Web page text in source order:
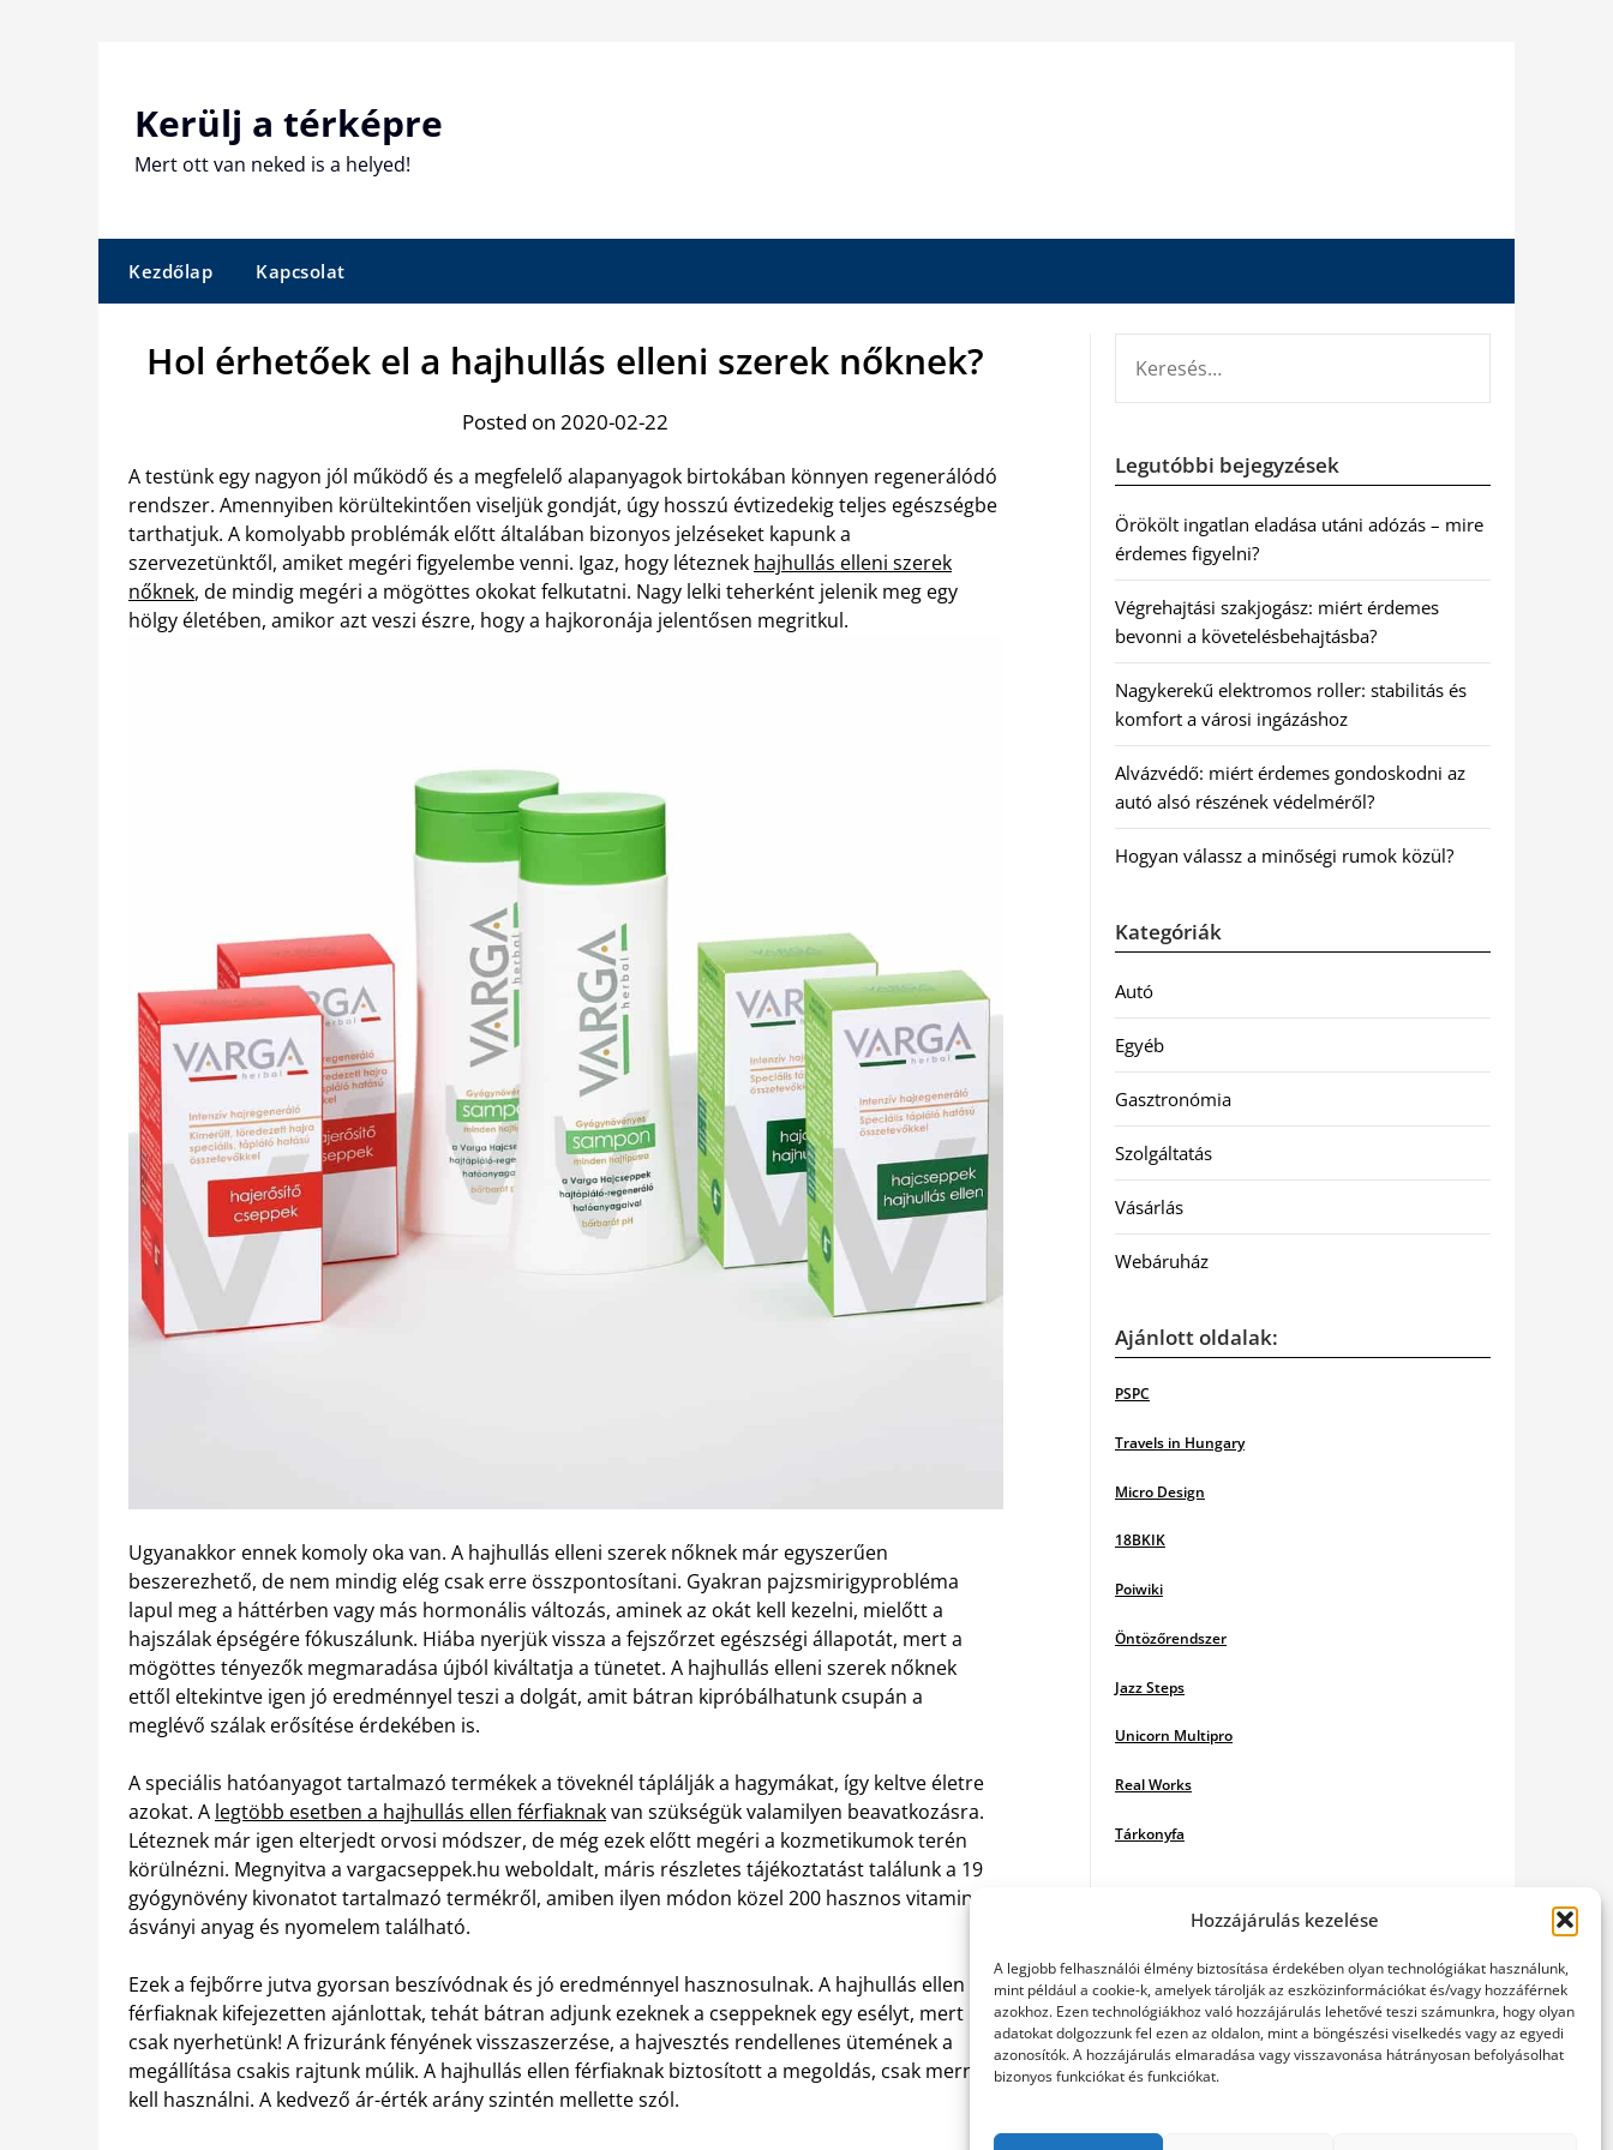
Hozzájárulás kezelése
A legjobb felhasználói élmény biztosítása érdekében olyan technológiákat használunk,
mint például a cookie-k, amelyek tárolják az eszközinformációkat és/vagy hozzáférnek
azokhoz. Ezen technológiákhoz való hozzájárulás lehetővé teszi számunkra, hogy olyan
adatokat dolgozzunk fel ezen az oldalon, mint a böngészési viselkedés vagy az egyedi
azonosítók. A hozzájárulás elmaradása vagy visszavonása hátrányosan befolyásolhat
bizonyos funkciókat és funkciókat.
Kerülj a térképre
Mert ott van neked is a helyed!
Kezdőlap Kapcsolat
Hol érhetőek el a hajhullás elleni szerek nőknek?
Posted on 2020-02-22
A testünk egy nagyon jól működő és a megfelelő alapanyagok birtokában könnyen regenerálódó
rendszer. Amennyiben körültekintően viseljük gondját, úgy hosszú évtizedekig teljes egészségbe
tarthatjuk. A komolyabb problémák előtt általában bizonyos jelzéseket kapunk a
szervezetünktől, amiket megéri figyelembe venni. Igaz, hogy léteznek hajhullás elleni szerek
nőknek, de mindig megéri a mögöttes okokat felkutatni. Nagy lelki teherként jelenik meg egy
hölgy életében, amikor azt veszi észre, hogy a hajkoronája jelentősen megritkul.
Ugyanakkor ennek komoly oka van. A hajhullás elleni szerek nőknek már egyszerűen
beszerezhető, de nem mindig elég csak erre összpontosítani. Gyakran pajzsmirigyprobléma
lapul meg a háttérben vagy más hormonális változás, aminek az okát kell kezelni, mielőtt a
hajszálak épségére fókuszálunk. Hiába nyerjük vissza a fejszőrzet egészségi állapotát, mert a
mögöttes tényezők megmaradása újból kiváltatja a tünetet. A hajhullás elleni szerek nőknek
ettől eltekintve igen jó eredménnyel teszi a dolgát, amit bátran kipróbálhatunk csupán a
meglévő szálak erősítése érdekében is.
A speciális hatóanyagot tartalmazó termékek a töveknél táplálják a hagymákat, így keltve életre
azokat. A legtöbb esetben a hajhullás ellen férfiaknakvan szükségük valamilyen beavatkozásra.
Léteznek már igen elterjedt orvosi módszer, de még ezek előtt megéri a kozmetikumok terén
körülnézni. Megnyitva a vargacseppek.hu weboldalt, máris részletes tájékoztatást találunk a 19
gyógynövény kivonatot tartalmazó termékről, amiben ilyen módon közel 200 hasznos vitamin,
ásványi anyag és nyomelem található.
Ezek a fejbőrre jutva gyorsan beszívódnak és jó eredménnyel hasznosulnak. A hajhullás ellen
férfiaknak kifejezetten ajánlottak, tehát bátran adjunk ezeknek a cseppeknek egy esélyt, mert
csak nyerhetünk! A frizuránk fényének visszaszerzése, a hajvesztés rendellenes ütemének a
megállítása csakis rajtunk múlik. A hajhullás ellen férfiaknak biztosított a megoldás, csak merni
kell használni. A kedvező ár-érték arány szintén mellette szól.
Legutóbbi bejegyzések
Örökölt ingatlan eladása utáni adózás – mire
érdemes figyelni?
Végrehajtási szakjogász: miért érdemes
bevonni a követelésbehajtásba?
Nagykerekű elektromos roller: stabilitás és
komfort a városi ingázáshoz
Alvázvédő: miért érdemes gondoskodni az
autó alsó részének védelméről?
Hogyan válassz a minőségi rumok közül?
Kategóriák
Autó
Egyéb
Gasztronómia
Szolgáltatás
Vásárlás
Webáruház
Ajánlott oldalak:
PSPC
Travels in Hungary
Micro Design
18BKIK
Poiwiki
Öntözőrendszer
Jazz Steps
Unicorn Multipro
Real Works
Tárkonyfa